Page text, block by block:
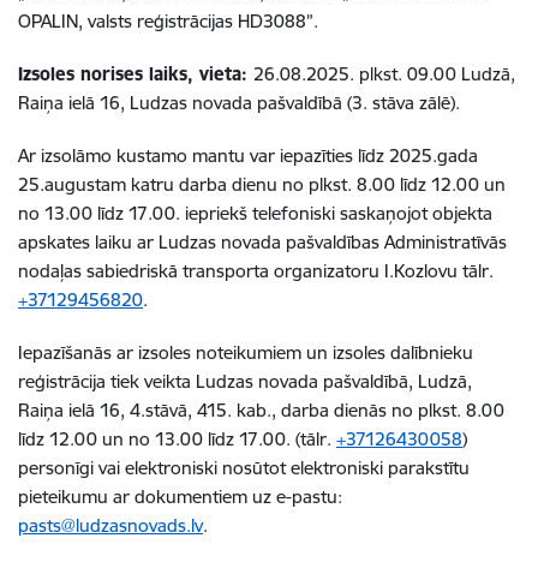
OPALIN, valsts reģistrācijas HD3088”.
Izsoles norises laiks, vieta: 26.08.2025. plkst. 09.00 Ludzā,
Raiņa ielā 16, Ludzas novada pašvaldībā (3. stāva zālē).
Ar izsolāmo kustamo mantu var iepazīties līdz 2025.gada
25.augustam katru darba dienu no plkst. 8.00 līdz 12.00 un
no 13.00 līdz 17.00. iepriekš telefoniski saskaņojot objekta
apskates laiku ar Ludzas novada pašvaldības Administratīvās
nodaļas sabiedriskā transporta organizatoru I.Kozlovu tālr.
+37129456820.
Iepazīšanās ar izsoles noteikumiem un izsoles dalībnieku
reģistrācija tiek veikta Ludzas novada pašvaldībā, Ludzā,
Raiņa ielā 16, 4.stāvā, 415. kab., darba dienās no plkst. 8.00
līdz 12.00 un no 13.00 līdz 17.00. (tālr. +37126430058)
personīgi vai elektroniski nosūtot elektroniski parakstītu
pieteikumu ar dokumentiem uz e-pastu:
pasts@ludzasnovads.lv.